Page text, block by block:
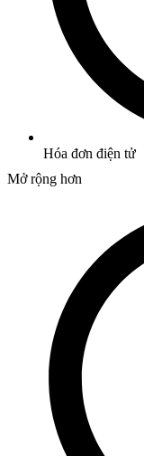
Hóa đơn điện tử
Mở rộng hơn